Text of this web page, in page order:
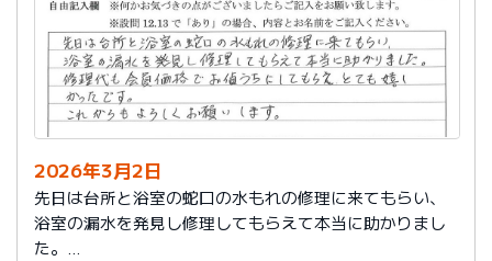
2026年3月2日
先日は台所と浴室の蛇口の水もれの修理に来てもらい、
浴室の漏水を発見し修理してもらえて本当に助かりまし
た。